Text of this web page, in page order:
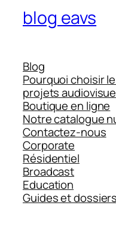
blog eavs
Blog
Pourquoi choisir
projets
Boutique en ligne
Notre catalogue
Contactez-nous
Corporate
Résidentiel
Broadcast
Education
Guides et dossiers